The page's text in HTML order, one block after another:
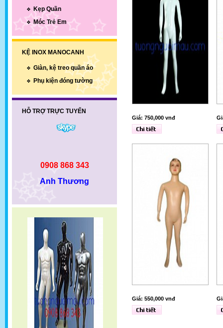
Kẹp Quần
Móc Trẻ Em
KỆ INOX MANOCANH
Giàn, kệ treo quần áo
Phụ kiện đóng tường
HỖ TRỢ TRỰC TUYẾN
0908 868 343
Anh Thương
Giá: 750,000 vnđ
Giá: 550,000 vnđ